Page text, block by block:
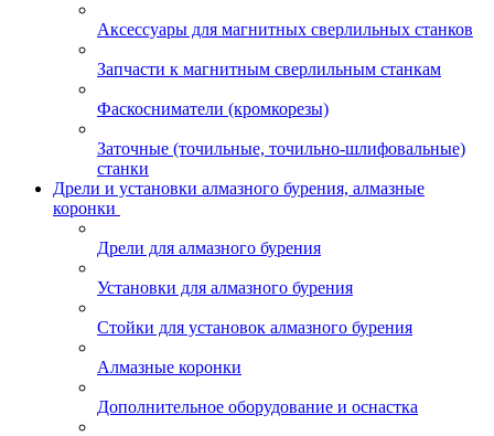
Аксессуары для магнитных сверлильных станков
Запчасти к магнитным сверлильным станкам
Фаскосниматели (кромкорезы)
Заточные (точильные, точильно-шлифовальные)
станки
Дрели и установки алмазного бурения, алмазные
коронки
Дрели для алмазного бурения
Установки для алмазного бурения
Стойки для установок алмазного бурения
Алмазные коронки
Дополнительное оборудование и оснастка